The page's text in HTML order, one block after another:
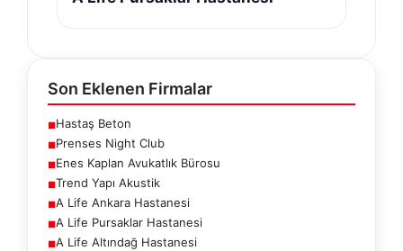
Son Eklenen Firmalar
■Hastaş Beton
■Prenses Night Club
■Enes Kaplan Avukatlık Bürosu
■Trend Yapı Akustik
■A Life Ankara Hastanesi
■A Life Pursaklar Hastanesi
■A Life Altındağ Hastanesi